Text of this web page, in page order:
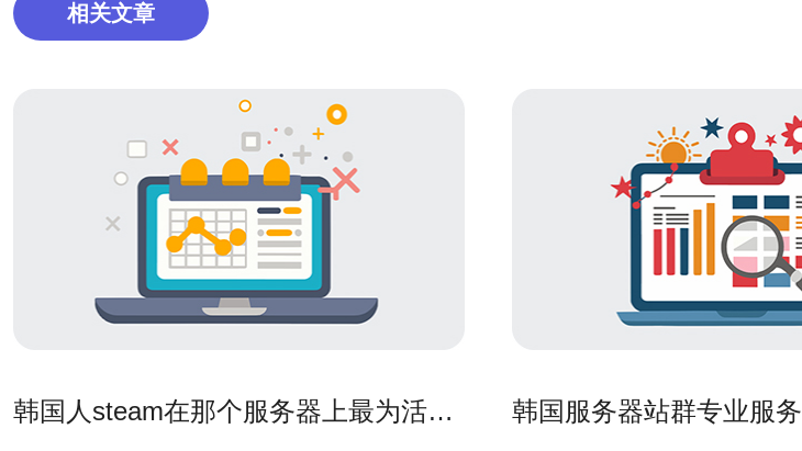
相关文章
韩国人steam在那个服务器上最为活跃
韩国服务器站群专业服务